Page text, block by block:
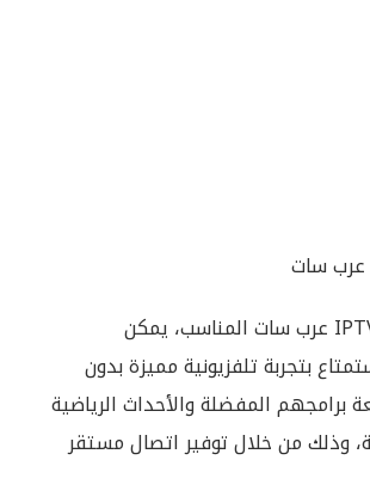
باختيار اشتراك IPTV عرب سات المناسب، يمكن
بتجربة تلفزيونية مميزة بدون
برامجهم المفضلة والأحداث الرياضية
وذلك من خلال توفير اتصال مستقر